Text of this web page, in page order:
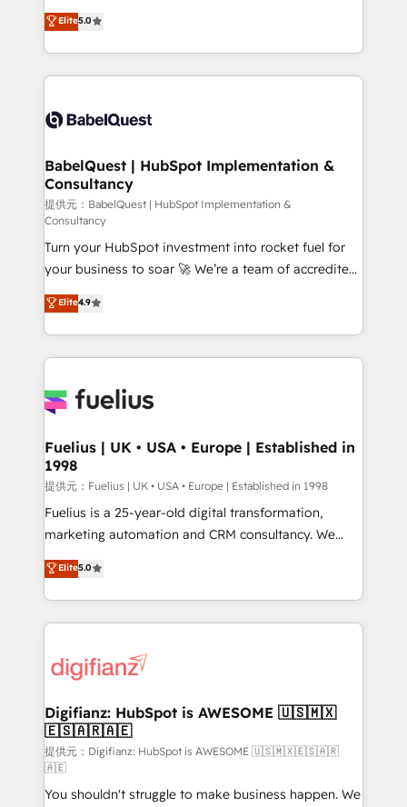
Innovation HubSpot Impact Award - Platform
Migration Excellence HubSpot Impact Award -
accreditations with HubSpot.
complexity, so your team can put HubSpot to work...
Welcome to our Profile! We help with: • CRM
implementation, reports, workflows, and team
training • CRM migration from Salesforce, Pipedrive,
custom API integrations with ERP (and other
operations A little about us: • Boutique 'Elite' team of
12 • 150+ clients across Sales Hub, Marketing Hub,
Service Hub, Data Hub and CMS • ISO/IEC
27001:2022, ISO 9001:2015, and ISO 42001:2023
certified - the AI management standard • GuardHub:
our AI governance framework, built on ISO 42001
Ready for the next step? Click the 👈 '𝗖𝗼𝗻𝘁𝗮𝗰𝘁
𝗯𝘂𝘀𝗶𝗻𝗲𝘀𝘀' button to get in touch (𝘸𝘦'𝘳𝘦 𝘴𝘶𝘱𝘦𝘳
𝘳𝘦𝘴𝘱𝘰𝘯𝘴𝘪𝘷𝘦)
Elite5.0
BabelQuest | HubSpot Implementation &
Consultancy
提供元：BabelQuest | HubSpot Implementation &
Consultancy
Turn your HubSpot investment into rocket fuel for
your business to soar 🚀 We’re a team of accredited
HubSpot experts ready to help you. We can
implement the platform into complex business
environments, optimise what you've got and make
sure you can actually use it, build your website in
for you and execute it on HubSpot. We are on the
framework, meaning we've been accredited by
HubSpot and vetted by the CCS, which means we
can support public sector companies as well the
other ones listed in our profile. Our services: -
HubSpot implementation - HubSpot CMS website
is there for you to: - Grow revenue, and run your
business more efficiently - Build stronger
more people - Get the most out of your HubSpot
investment
Elite4.9
Fuelius | UK • USA • Europe | Established in
1998
提供元：Fuelius | UK • USA • Europe | Established in 1998
Fuelius is a 25-year-old digital transformation,
marketing automation and CRM consultancy. We
enable mid-market and enterprise clients to
maximise their return from digital and fuel their
growth. We modernise platforms, streamline
operations that are causing inefficiencies, improve
supercharge revenue operations Key services: • CRM
Transformation / Web Development • RevOps &
Sales Consulting • Marketing Automation What
makes us different? 🚀 Top 0.5% of global HubSpot
agencies ⚙️ The strongest technical ability and
integration capabilities 💼 Consultative, long-term
Elite5.0
Digifianz: HubSpot is AWESOME 🇺🇸🇲🇽
🇪🇸🇦🇷🇦🇪
提供元：Digifianz: HubSpot is AWESOME 🇺🇸🇲🇽🇪🇸🇦🇷
🇦🇪
You shouldn't struggle to make business happen. We